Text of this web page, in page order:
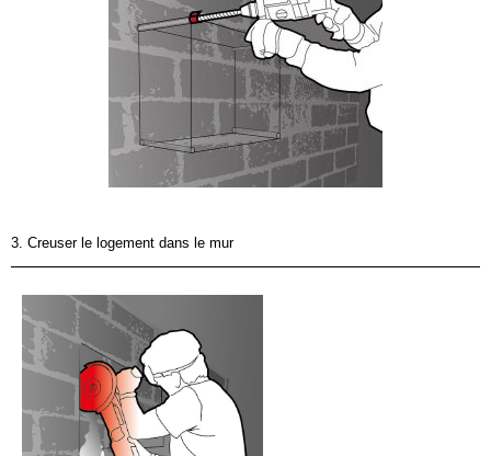
3. Creuser le logement dans le mur